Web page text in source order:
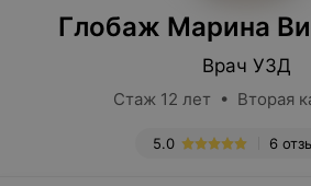
Глобаж Марина
Врач УЗД
Стаж 12 лет • Вторая
6
5.0